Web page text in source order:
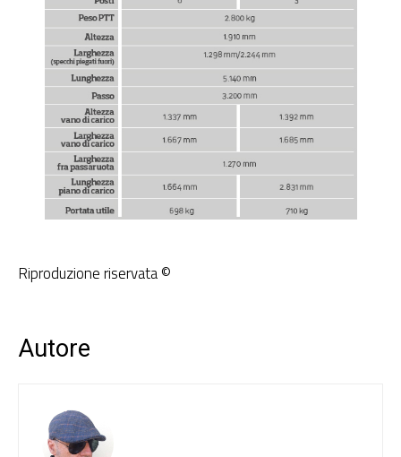
Riproduzione riservata ©
Autore